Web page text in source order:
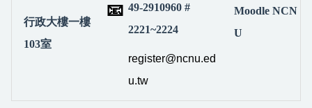
行政大樓一樓
103室
📧 49-2910960 #
2221~2224
register@ncnu.ed
u.tw
Moodle NCN
U